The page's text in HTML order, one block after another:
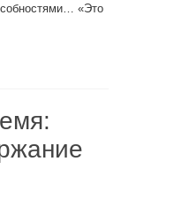
«Это